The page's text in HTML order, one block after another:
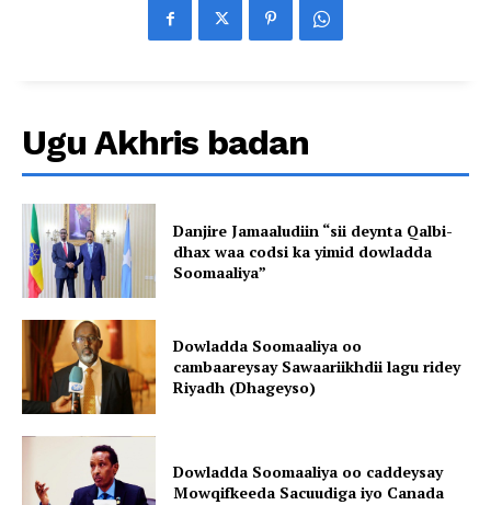
Ugu Akhris badan
Danjire Jamaaludiin “sii deynta Qalbi-
dhax waa codsi ka yimid dowladda
Soomaaliya”
Dowladda Soomaaliya oo
cambaareysay Sawaariikhdii lagu ridey
Riyadh (Dhageyso)
Dowladda Soomaaliya oo caddeysay
Mowqifkeeda Sacuudiga iyo Canada